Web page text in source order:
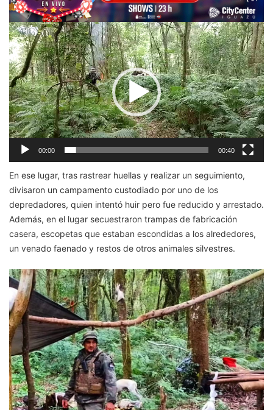
Reproductor
de
vídeo
00:00 00:40
En ese lugar, tras rastrear huellas y realizar un seguimiento,
divisaron un campamento custodiado por uno de los
depredadores, quien intentó huir pero fue reducido y arrestado.
Además, en el lugar secuestraron trampas de fabricación
casera, escopetas que estaban escondidas a los alrededores,
un venado faenado y restos de otros animales silvestres.